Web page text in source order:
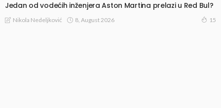
Jedan od vodećih inženjera Aston Martina prelazi u Red Bul?
Nikola Nedeljković 8, August 2026 15